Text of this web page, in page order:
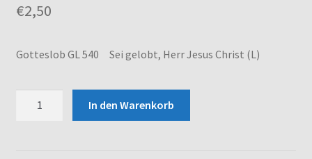
Versand und Zahlungsbedingungen
Warenkorb
€2,50
Gotteslob GL 540 Sei gelobt, Herr Jesus Christ (L)
In den Warenkorb